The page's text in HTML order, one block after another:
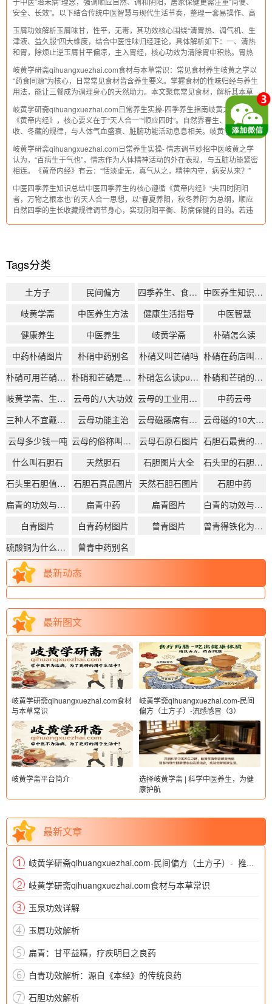
安全、长效”。以下结合传统中医智慧与现代生活节奏，整理一套易操作、高
生：顺时作息，筑
玉屑功效解析玉屑味甘，性平，无毒，其功效核心围绕“清胃热、调气机、生
津液、益久服”四大维度，结合中医性味归经理论，具体解析如下：一、清热
和胃，除烦止逆玉屑甘平偏凉，主入胃经，核心功效为清除胃中积热。胃热
性能清热而不伤胃阴，可有效化解胃
岐黄学研斋qihuangxuezhai.com食材与本草常识：常见食材养生岐黄之学以
“药食同源”为核心，日常常见食材皆含养生要义。掌握食材的性味归经与养生
用法，能让三餐成为调理身心的天然助力。本文聚焦常见食材，解析其本草
特性与养生应用，助力大众践行科学养生之道。一、食材养生核心依据：性
味归经食材养生的
岐黄学研斋qihuangxuezhai.com日常养生实操-四季养生指南岐黄之学，源于
《黄帝内经》，核心要义在于“天人合一”“顺应四时”。自然界春生、夏长、秋
收、冬藏的规律，与人体气血盛衰、脏腑功能活动息息相关。岐黄学研斋秉
持传统养生智慧，结合现代生活场景，整理这份四季养生实操指南，助你贴
合时令调养身
岐黄学研斋qihuangxuezhai.com日常养生实操- 情志调节妙招中医岐黄之学
认为，“百病生于气也”，情志作为人体精神活动的外在表现，与五脏功能紧密
相连。《黄帝内经》有云：“恬淡虚无，真气从之，精神内守，病安从来？”
志调节实操方
中医四季养生知识总结中医四季养生的核心遵循《黄帝内经》“夫四时阴阳
者，万物之根本也”的天人合一思想，以“春夏养阳，秋冬养阴”为总纲，顺应
自然四季的生长收藏规律调节身心，实现阴阳平衡、防病保健的目的。若违
Tags分类
土方子 民间偏方 四季养生、食疗药膳、经络按摩
中医养生知识大全
岐黄学斋
中医养生方法 健康生活指导
中医智慧
健康养生
中医养生 岐黄学斋
朴硝怎么读
中药朴硝图片
朴硝中药别名 朴硝又叫芒硝吗
朴硝在药店叫什么
朴硝可用芒硝代替吗
朴硝和芒硝是一个药吗 朴硝怎么读pu还是po
朴硝和芒硝的区别
岐黄学斋、生活化中医、中医日常养生
云母的八大功效 云母的工业用途是什么
中药云母
三种人不宜戴海云母
云母功能主治 云母磁藤席有什么功效
云母磁的10大功效
云母多少钱一吨
云母的俗称叫什么 云母石原石图片
石胆石最贵的三个品种
什么叫石胆石
天然胆石 石胆图片大全
石头里的石胆是什么
石头里石胆值钱吗
石胆石真品图片 天然石胆石图片
石胆中药
扁青的功效与作用
扁青中药 扁青图片
白青的功效与作用
白青图片
白青药材图片 曾青图片
曾青得铁化为铜读音
硫酸铜为什么叫曾青
曾青中药别名
最新动态
最新图文
岐黄学研斋qihuangxuezhai.com食材
与本草常识
岐黄学斋qihuangxuezhai.com-民间
偏方（土方子）-流感感冒（3）
岐黄学斋平台简介
选择岐黄学斋 | 科学中医养生，为健
康护航
最新文章
岐黄学研斋qihuangxuezhai.com-民间偏方（土方子）- 推拿按摩类（简易穴位按摩偏方、经络梳理土方等）
岐黄学研斋qihuangxuezhai.com食材与本草常识
玉泉功效详解
玉屑功效解析
扁青：甘平益精，疗疾明目之良药
白青功效解析：源自《本经》的传统良药
石胆功效解析